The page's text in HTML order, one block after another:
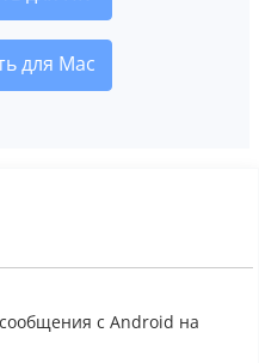
для Mac
с Android на